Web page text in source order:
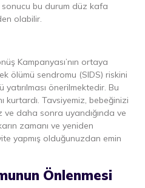
sonucu bu durum düz kafa
olabilir.
Kampanyası’nın ortaya
ölümü sendromu (SIDS) riskini
önerilmektedir. Bu
kurtardı. Tavsiyemiz, bebeğinizi
ve daha sonra uyandığında ve
zamanı ve yeniden
yapmış olduğunuzdan emin
Önlenmesi